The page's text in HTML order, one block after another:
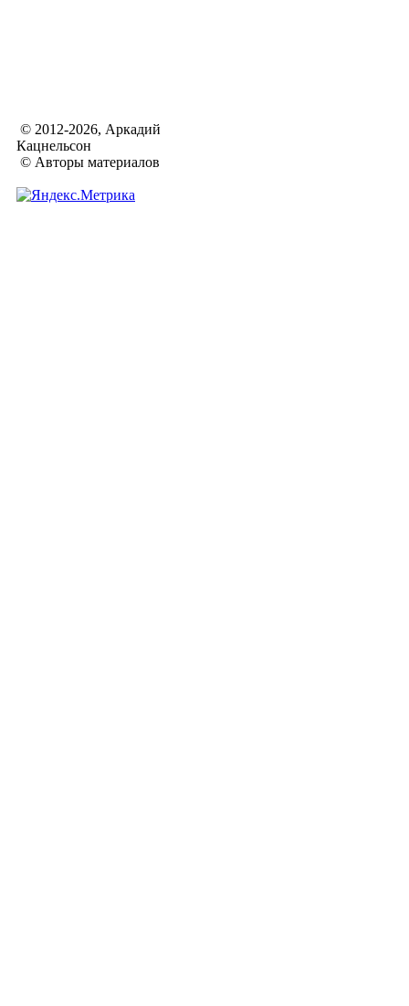
© 2012-2026, Аркадий
Кацнельсон
© Авторы материалов